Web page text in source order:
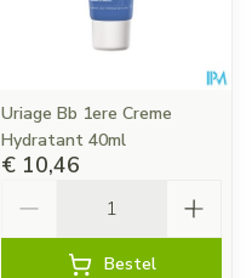
Uriage Bb 1ere Creme
Hydratant 40ml
€ 10,46
Bestel